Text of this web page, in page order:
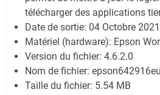
télécharger des applications
Date de sortie: 04 Octobre 2021
Matériel (hardware): Epson
Version du fichier: 4.6.2.0
Nom de fichier:
Taille du fichier: 5.54 MB